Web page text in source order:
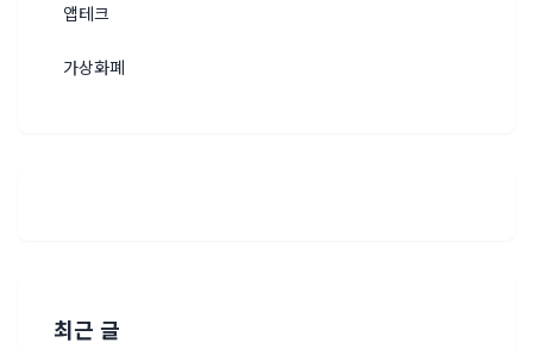
앱테크
가상화폐
최근 글